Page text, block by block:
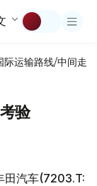
际运输路线/中间走廊
验
田汽车(7203.T: